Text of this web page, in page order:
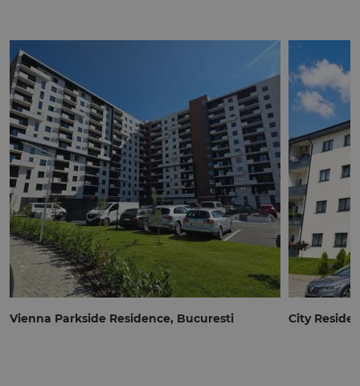
Vienna Parkside Residence, Bucuresti City